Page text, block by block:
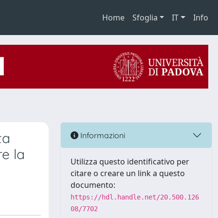
Home Sfoglia IT Info
la
Informazioni
Utilizza questo identificativo per
citare o creare un link a questo
documento:
https://hdl.handle.net/20.500.126
08/7702